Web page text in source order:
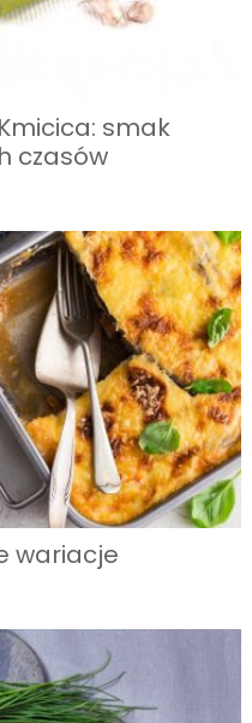
smak
czasów
wariacje